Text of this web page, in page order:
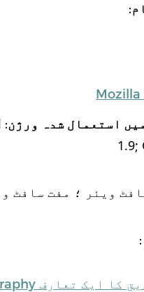
:
Mozilla
استعمال شدہ ورژن:
1.9;
ویئر ؛ مفت سافٹ
: